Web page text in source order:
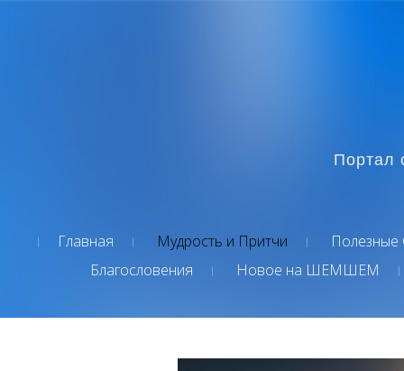
Портал
Главная Мудрость и Притчи Полезные
Благословения
Новое на ШЕМШЕМ